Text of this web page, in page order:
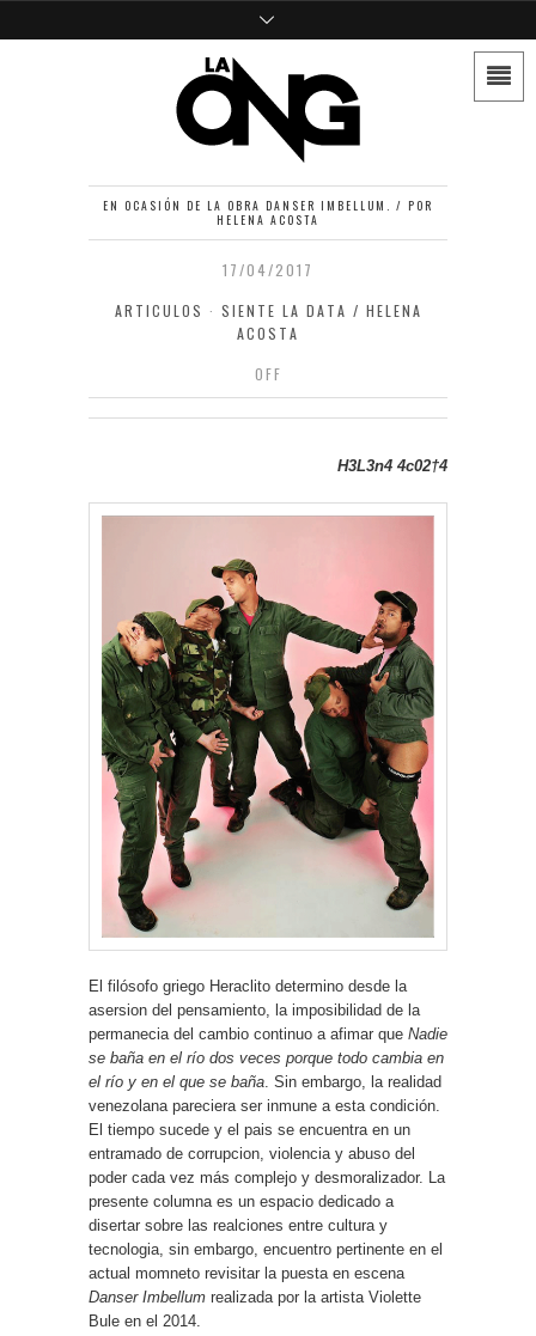
EN OCASIÓN DE LA OBRA DANSER IMBELLUM. / POR
HELENA ACOSTA
17/04/2017
ARTICULOS · SIENTE LA DATA / HELENA
ACOSTA
OFF
H3L3n4 4c02†4
El filósofo griego Heraclito determino desde la
asersion del pensamiento, la imposibilidad de la
permanecia del cambio continuo a afimar que Nadie
se baña en el río dos veces porque todo cambia en
el río y en el que se baña. Sin embargo, la realidad
venezolana pareciera ser inmune a esta condición.
El tiempo sucede y el pais se encuentra en un
entramado de corrupcion, violencia y abuso del
poder cada vez más complejo y desmoralizador. La
presente columna es un espacio dedicado a
disertar sobre las realciones entre cultura y
tecnologia, sin embargo, encuentro pertinente en el
actual momneto revisitar la puesta en escena
Danser Imbellum realizada por la artista Violette
Bule en el 2014.